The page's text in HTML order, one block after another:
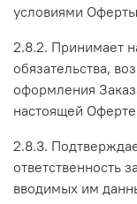
условиями
2.8.2. Принимает
обязательства,
оформления
настоящей
2.8.3.
ответственность
вводимых им